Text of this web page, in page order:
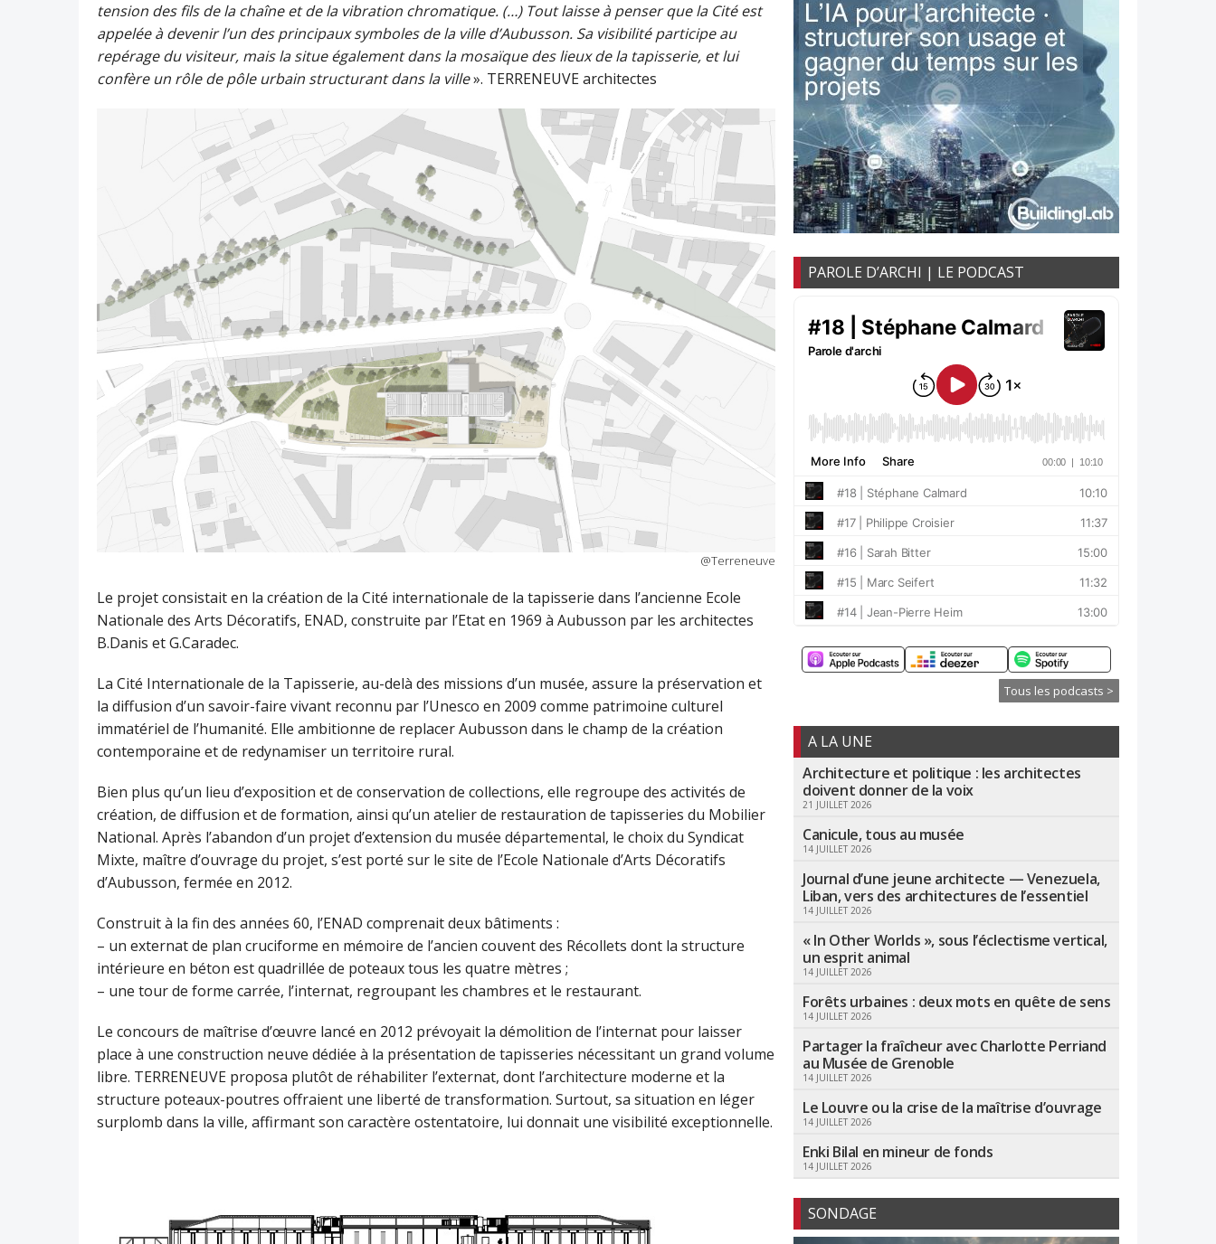
tension des fils de la chaîne et de la vibration chromatique. (…) Tout laisse à penser que la Cité est
appelée à devenir l’un des principaux symboles de la ville d’Aubusson. Sa visibilité participe au
repérage du visiteur, mais la situe également dans la mosaïque des lieux de la tapisserie, et lui
confère un rôle de pôle urbain structurant dans la ville». TERRENEUVE architectes
@Terreneuve
Le projet consistait en la création de la Cité internationale de la tapisserie dans l’ancienne Ecole
Nationale des Arts Décoratifs, ENAD, construite par l’Etat en 1969 à Aubusson par les architectes
B.Danis et G.Caradec.
La Cité Internationale de la Tapisserie, au-delà des missions d’un musée, assure la préservation et
la diffusion d’un savoir-faire vivant reconnu par l’Unesco en 2009 comme patrimoine culturel
immatériel de l’humanité. Elle ambitionne de replacer Aubusson dans le champ de la création
contemporaine et de redynamiser un territoire rural.
Bien plus qu’un lieu d’exposition et de conservation de collections, elle regroupe des activités de
création, de diffusion et de formation, ainsi qu’un atelier de restauration de tapisseries du Mobilier
National. Après l’abandon d’un projet d’extension du musée départemental, le choix du Syndicat
Mixte, maître d’ouvrage du projet, s’est porté sur le site de l’Ecole Nationale d’Arts Décoratifs
d’Aubusson, fermée en 2012.
Construit à la fin des années 60, l’ENAD comprenait deux bâtiments :
– un externat de plan cruciforme en mémoire de l’ancien couvent des Récollets dont la structure
intérieure en béton est quadrillée de poteaux tous les quatre mètres ;
– une tour de forme carrée, l’internat, regroupant les chambres et le restaurant.
Le concours de maîtrise d’œuvre lancé en 2012 prévoyait la démolition de l’internat pour laisser
place à une construction neuve dédiée à la présentation de tapisseries nécessitant un grand volume
libre. TERRENEUVE proposa plutôt de réhabiliter l’externat, dont l’architecture moderne et la
structure poteaux-poutres offraient une liberté de transformation. Surtout, sa situation en léger
surplomb dans la ville, affirmant son caractère ostentatoire, lui donnait une visibilité exceptionnelle.
PAROLE D’ARCHI | LE PODCAST
Tous les podcasts >
A LA UNE
Architecture et politique : les architectes
doivent donner de la voix
21 JUILLET 2026
Canicule, tous au musée
14 JUILLET 2026
Journal d’une jeune architecte — Venezuela,
Liban, vers des architectures de l’essentiel
14 JUILLET 2026
« In Other Worlds », sous l’éclectisme vertical,
un esprit animal
14 JUILLET 2026
Forêts urbaines : deux mots en quête de sens
14 JUILLET 2026
Partager la fraîcheur avec Charlotte Perriand
au Musée de Grenoble
14 JUILLET 2026
Le Louvre ou la crise de la maîtrise d’ouvrage
14 JUILLET 2026
Enki Bilal en mineur de fonds
14 JUILLET 2026
SONDAGE